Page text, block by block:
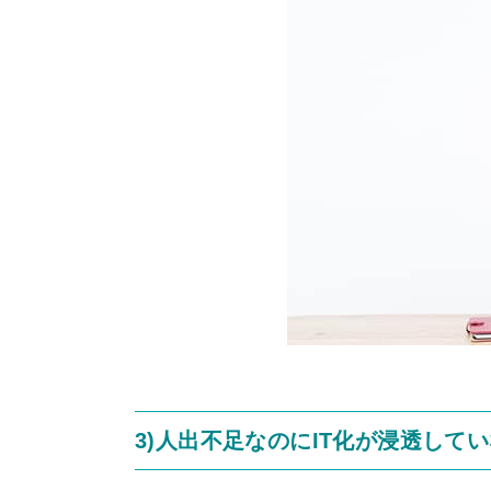
3)人出不足なのにIT化が浸透して